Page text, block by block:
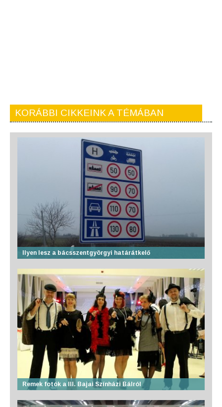
KORÁBBI CIKKEINK A TÉMÁBAN
Ilyen lesz a bácsszentgyörgyi határátkelő
Remek fotók a III. Bajai Színházi Bálról